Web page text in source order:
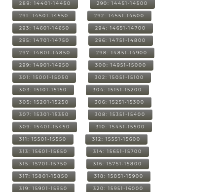
289: 14401-14450 290: 14451-14500
291: 14501-14550 292: 14551-14600
293: 14601-14650 294: 14651-14700
295: 14701-14750 296: 14751-14800
297: 14801-14850 298: 14851-14900
299: 14901-14950 300: 14951-15000
301: 15001-15050 302: 15051-15100
303: 15101-15150 304: 15151-15200
305: 15201-15250 306: 15251-15300
307: 15301-15350 308: 15351-15400
309: 15401-15450 310: 15451-15500
311: 15501-15550 312: 15551-15600
313: 15601-15650 314: 15651-15700
315: 15701-15750 316: 15751-15800
317: 15801-15850 318: 15851-15900
319: 15901-15950 320: 15951-16000